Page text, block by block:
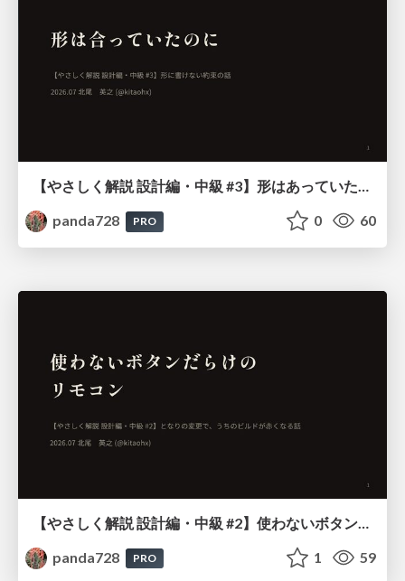
【やさしく解説 設計編・中級 #3】形はあっていたのに ～ 形に書けない約束の話 ～
panda728
PRO 0 60
【やさしく解説 設計編・中級 #2】使わないボタンだらけのリモコン ～ となりの変更で、うちのビルドが赤くなる話 ～
panda728
PRO 1 59